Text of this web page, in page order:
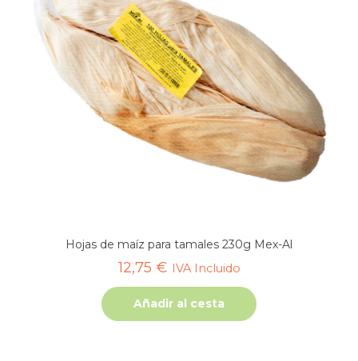
Hojas de maíz para tamales 230g Mex-Al
12,75 € IVA Incluido
Añadir al cesta